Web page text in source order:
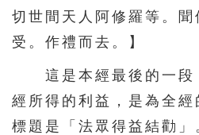
切世間天人阿修羅等。聞
受。作禮而去。】
這是本經最後的一段
經所得的利益，是為全
標題是「法眾得益結勸」